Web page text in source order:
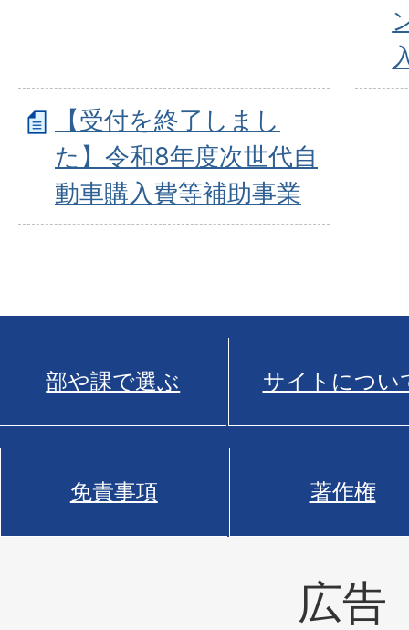
【受付を終了しまし
た】令和8年度次世代自
動車購入費等補助事業
部や課で選ぶ サイトについ
免責事項 著作権
広告